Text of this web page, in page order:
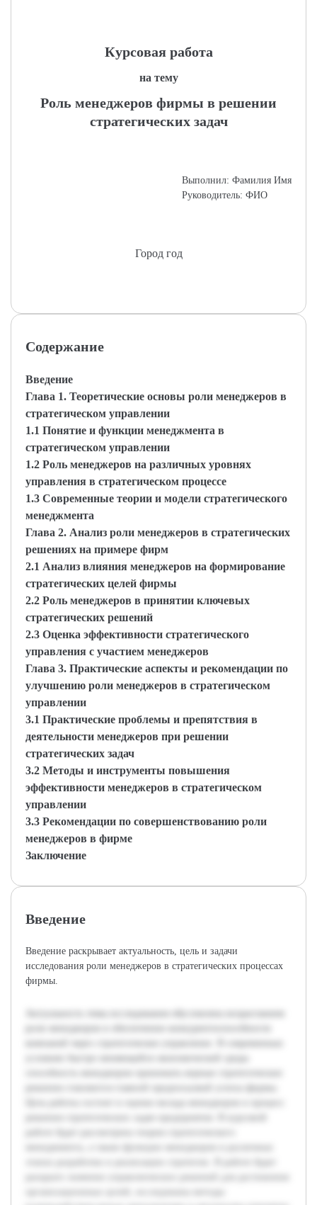
Курсовая работа
на тему
Роль менеджеров фирмы в решении
стратегических задач
Выполнил: Фамилия Имя
Руководитель: ФИО
Город год
Содержание
Введение
Глава 1. Теоретические основы роли менеджеров в
стратегическом управлении
1.1 Понятие и функции менеджмента в
стратегическом управлении
1.2 Роль менеджеров на различных уровнях
управления в стратегическом процессе
1.3 Современные теории и модели стратегического
менеджмента
Глава 2. Анализ роли менеджеров в стратегических
решениях на примере фирм
2.1 Анализ влияния менеджеров на формирование
стратегических целей фирмы
2.2 Роль менеджеров в принятии ключевых
стратегических решений
2.3 Оценка эффективности стратегического
управления с участием менеджеров
Глава 3. Практические аспекты и рекомендации по
улучшению роли менеджеров в стратегическом
управлении
3.1 Практические проблемы и препятствия в
деятельности менеджеров при решении
стратегических задач
3.2 Методы и инструменты повышения
эффективности менеджеров в стратегическом
управлении
3.3 Рекомендации по совершенствованию роли
менеджеров в фирме
Заключение
Введение
Введение раскрывает актуальность, цель и задачи
исследования роли менеджеров в стратегических процессах
фирмы.